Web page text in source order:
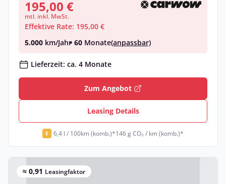
195,00 €
mtl. inkl. MwSt.
Effektive Rate: 195,00 €
5.000 km/Jahr• 60 Monate(anpassbar)
Lieferzeit: ca. 4 Monate
Zum Angebot
Leasing Details
E 6,4 l / 100km (komb.)*146 g CO₂ / km (komb.)*
≈ 0,91 Leasingfaktor